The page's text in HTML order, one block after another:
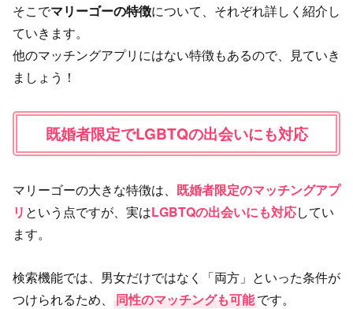
そこでマリーゴーの特徴について、それぞれ詳しく紹介し
ていきます。
他のマッチングアプリにはない特徴もあるので、見ていき
ましょう！
既婚者限定でLGBTQの出会いにも対応
マリーゴーの大きな特徴は、 既婚者限定のマッチングアプ
リ という点ですが、実はLGBTQの出会いにも対応してい
ます。
検索機能では、男女だけではなく「両方」といった条件が
つけられるため、
同性のマッチングも可能です。